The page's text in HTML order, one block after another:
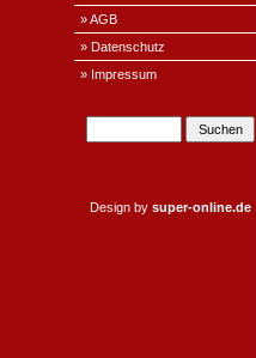
» AGB
» Datenschutz
» Impressum
Design by super-online.de